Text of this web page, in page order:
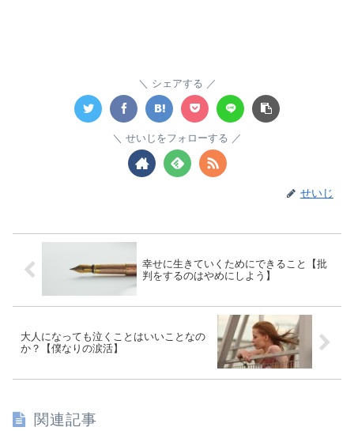
シェアする
せいじをフォローする
せいじ
幸せに生きていくためにできること【批
判をするのはやめにしよう】
大人になっても泣くことはいいことなの
か？【僕なりの涙活】
関連記事